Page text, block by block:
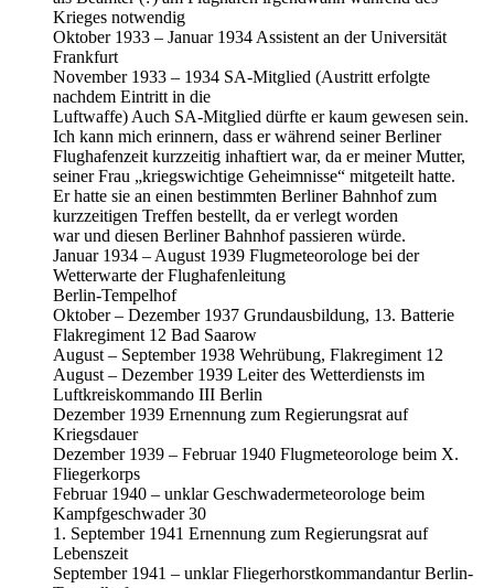
Krieges notwendig
Oktober 1933 – Januar 1934 Assistent an der Universität
Frankfurt
November 1933 – 1934 SA-Mitglied (Austritt erfolgte
nachdem Eintritt in die
Luftwaffe) Auch SA-Mitglied dürfte er kaum gewesen sein.
Ich kann mich erinnern, dass er während seiner Berliner
Flughafenzeit kurzzeitig inhaftiert war, da er meiner Mutter,
seiner Frau „kriegswichtige Geheimnisse“ mitgeteilt hatte.
Er hatte sie an einen bestimmten Berliner Bahnhof zum
kurzzeitigen Treffen bestellt, da er verlegt worden
war und diesen Berliner Bahnhof passieren würde.
Januar 1934 – August 1939 Flugmeteorologe bei der
Wetterwarte der Flughafenleitung
Berlin-Tempelhof
Oktober – Dezember 1937 Grundausbildung, 13. Batterie
Flakregiment 12 Bad Saarow
August – September 1938 Wehrübung, Flakregiment 12
August – Dezember 1939 Leiter des Wetterdiensts im
Luftkreiskommando III Berlin
Dezember 1939 Ernennung zum Regierungsrat auf
Kriegsdauer
Dezember 1939 – Februar 1940 Flugmeteorologe beim X.
Fliegerkorps
Februar 1940 – unklar Geschwadermeteorologe beim
Kampfgeschwader 30
1. September 1941 Ernennung zum Regierungsrat auf
Lebenszeit
September 1941 – unklar Fliegerhorstkommandantur Berlin-